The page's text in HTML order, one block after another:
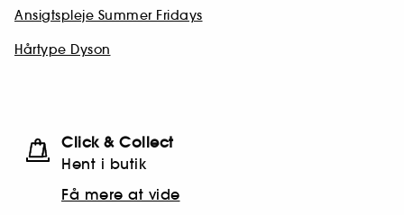
Ansigtspleje Summer Fridays
Hårtype Dyson
Click & Collect
Hent i butik
Få mere at vide